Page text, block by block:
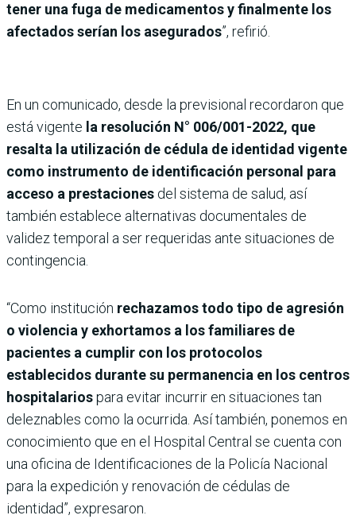
tener una fuga de medicamentos y finalmente los
afectados serían los asegurados”, refirió.
En un comunicado, desde la previsional recordaron que
está vigente la resolución N° 006/001-2022, que
resalta la utilización de cédula de identidad vigente
como instrumento de identificación personal para
acceso a prestaciones del sistema de salud, así
también establece alternativas documentales de
validez temporal a ser requeridas ante situaciones de
contingencia.
“Como institución rechazamos todo tipo de agresión
o violencia y exhortamos a los familiares de
pacientes a cumplir con los protocolos
establecidos durante su permanencia en los centros
hospitalariospara evitar incurrir en situaciones tan
deleznables como la ocurrida. Así también, ponemos en
conocimiento que en el Hospital Central se cuenta con
una oficina de Identificaciones de la Policía Nacional
para la expedición y renovación de cédulas de
identidad”, expresaron.